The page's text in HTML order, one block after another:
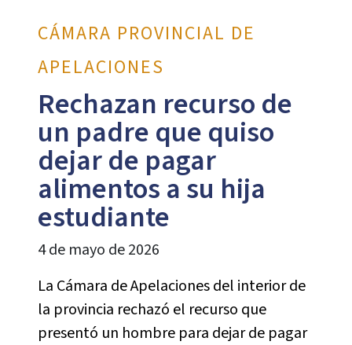
CÁMARA PROVINCIAL DE
APELACIONES
Rechazan recurso de
un padre que quiso
dejar de pagar
alimentos a su hija
estudiante
4 de mayo de 2026
La Cámara de Apelaciones del interior de
la provincia rechazó el recurso que
presentó un hombre para dejar de pagar